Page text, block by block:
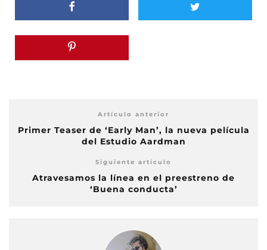
Artículo anterior
Primer Teaser de ‘Early Man’, la nueva película
del Estudio Aardman
Siguiente artículo
Atravesamos la línea en el preestreno de
‘Buena conducta’